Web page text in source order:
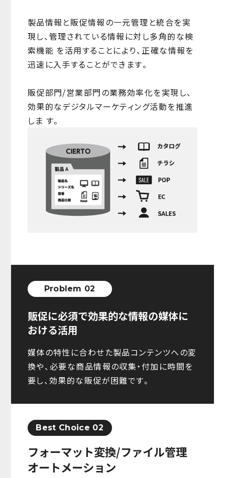
製品情報と販促情報の一元管理と統合を実
現し、管理されている情報に対し多角的な検
索機能 を活用することにより、正確な情報を
迅速に入手することができます。
販促部門/営業部門の業務効率化を実現し、
効果的なデジタルマーケティング活動を推進
しま す。
Problem 02
販促に必須で効果的な情報の媒体に
おける活用
媒体の特性に合わせた製品コンテンツへの変
換や、必要な商品情報の収集・付加に時間を
要し、効果的な販促が困難です。
Best Choice 02
フォーマット変換/ファイル管理
オートメーション